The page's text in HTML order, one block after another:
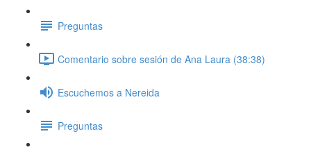
Preguntas
Comentario sobre sesión de Ana Laura (38:38)
Escuchemos a Nereida
Preguntas